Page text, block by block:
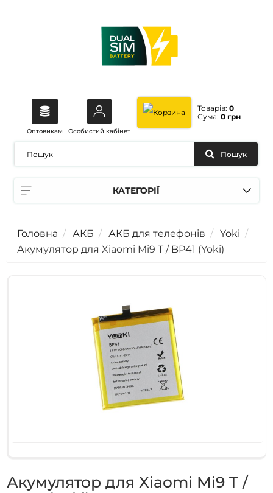
Оптовикам Особистий кабінет
Товарів: 0
Сума: 0 грн
КАТЕГОРІЇ
Пошук
Головна АКБ АКБ для телефонів
Yoki
Акумулятор для Xiaomi Mi9 T / BP41 (Yoki)
Акумулятор для Xiaomi Mi9 T /